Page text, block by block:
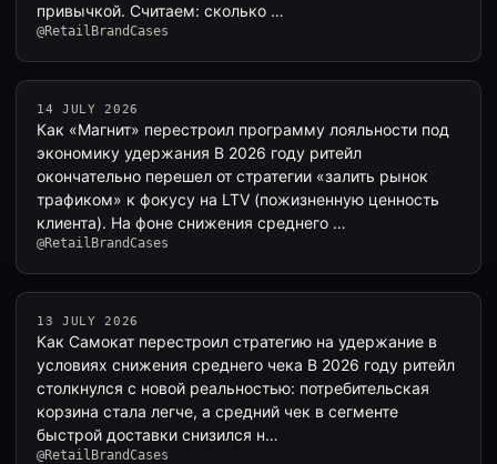
привычкой. Считаем: сколько …
@RetailBrandCases
14 JULY 2026
Как «Магнит» перестроил программу лояльности под
экономику удержания В 2026 году ритейл
окончательно перешел от стратегии «залить рынок
трафиком» к фокусу на LTV (пожизненную ценность
клиента). На фоне снижения среднего …
@RetailBrandCases
13 JULY 2026
Как Самокат перестроил стратегию на удержание в
условиях снижения среднего чека В 2026 году ритейл
столкнулся с новой реальностью: потребительская
корзина стала легче, а средний чек в сегменте
быстрой доставки снизился н…
@RetailBrandCases